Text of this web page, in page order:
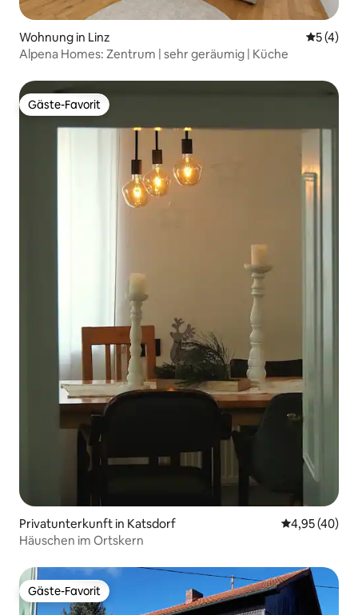
Wohnung in Linz
5 (4)
Alpena Homes: Zentrum | sehr geräumig | Küche
Gäste-Favorit
Gäste-Favorit
Privatunterkunft in Katsdorf
4,95 (40)
Häuschen im Ortskern
Gäste-Favorit
Gäste-Favorit